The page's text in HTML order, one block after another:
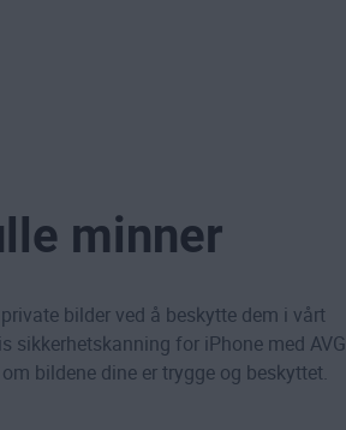
minner
bilder ved å beskytte dem i vårt
sikkerhetskanning for iPhone med AVG
bildene dine er trygge og beskyttet.